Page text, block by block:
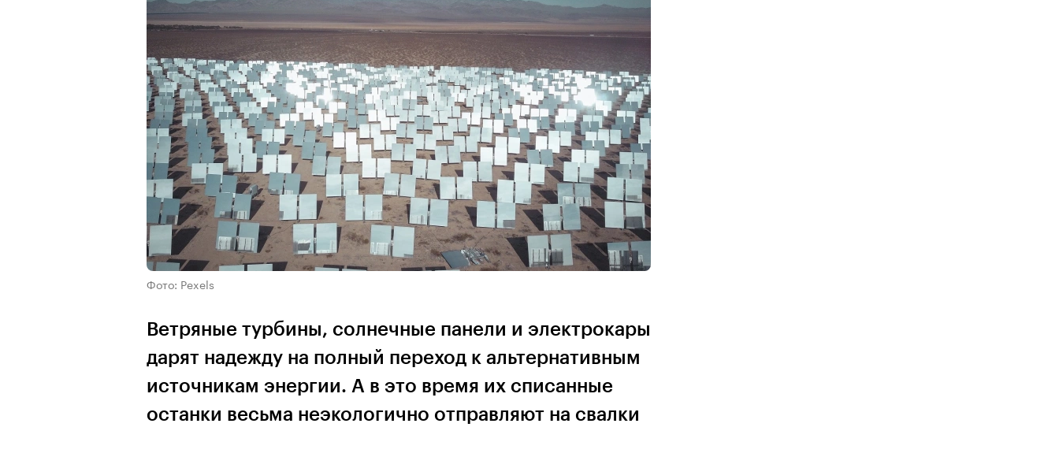
Фото: Pexels
Ветряные турбины, солнечные панели и электрокары
дарят надежду на полный переход к альтернативным
источникам энергии. А в это время их списанные
останки весьма неэкологично отправляют на свалки